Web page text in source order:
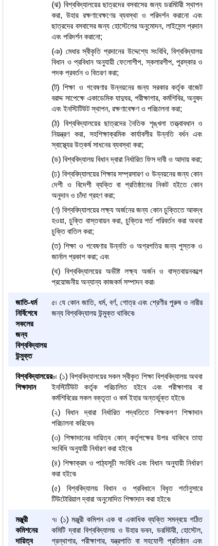
(ঝ) বিশ্ববিদ্যালয়ের ছাত্রদের বসবাসের জন্য ডরমিটরী স্থাপন
করা, উহার রক্ষণাবেক্ষণের ব্যবস্থা ও পরিদর্শন করানো এবং
ছাত্রদের বসবাসের জন্য হোস্টেলের অনুমোদন, লাইসেন্স প্রদান
এবং পরিদর্শন করানো;
(ঞ) মেধার স্বীকৃতি প্রদানের উদ্দেশ্যে সংবিধি, বিশ্ববিদ্যালয়
বিধান ও প্রবিধান অনুযায়ী ফেলোশীপ, স্কলারশীপ, পুরস্কার ও
পদক প্রবর্তন ও বিতরণ করা;
(ট) শিক্ষা ও গবেষণার উন্নয়নের জন্য সরকার কর্তৃক বাজেট
বরাদ্দ সাপেক্ষে একাডেমিক যাদুঘর, পরীক্ষাগার, কর্মশিবির, অনুষদ
এবং ইনস্টিটিউট স্থাপন, রক্ষণাবেক্ষণ ও পরিচালনা করা;
(ঠ) বিশ্ববিদ্যালয়ের ছাত্রদের নৈতিক শৃঙ্খলা তত্ত্বাবধান ও
নিয়ন্ত্রণ করা, সহশিক্ষাক্রমিক কার্যাবলীর উন্নতি বর্ধন এবং
স্বাস্থ্যের উত্কর্ষ সাধনের ব্যবস্থা করা;
(ড) বিশ্ববিদ্যালয় বিধান দ্বারা নির্ধারিত ফিস দাবী ও আদায় করা;
(ঢ) বিশ্ববিদ্যালয়ের শিক্ষার সম্প্রসারণ ও উন্নয়নের জন্য কোন
দেশী ও বিদেশী ব্যক্তি বা প্রতিষ্ঠানের নিকট হইতে কোন
অনুদান ও চাঁদা গ্রহণ করা;
(ণ) বিশ্ববিদ্যালয়ের লক্ষ্য অর্জনের জন্য কোন চুক্তিতে আবদ্ধ
হওয়া, চুক্তি বাস্তবায়ন করা, চুক্তির শর্ত পরিবর্তন করা অথবা
চুক্তি বাতিল করা;
(ত) শিক্ষা ও গবেষণার উন্নতি ও অগ্রগতির জন্য পুস্তক ও
জার্নাল প্রকাশ করা; এবং
(থ) বিশ্ববিদ্যালয়ের অভীষ্ট লক্ষ্য অর্জন ও বাস্তবায়নকল্পে
প্রয়োজনীয় অন্যান্য কাজকর্ম সম্পাদন করা৷
জাতি-ধর্ম
নির্বিশেষে
সকলের
জন্য
বিশ্ববিদ্যালয়
উন্মুক্ত
৫৷ যে কোন জাতি, ধর্ম, বর্ণ, গোত্র এবং শ্রেণীর পুরুষ ও নারীর
জন্য বিশ্ববিদ্যালয় উন্মুক্ত থাকিবে৷
বিশ্ববিদ্যালয়ের
শিক্ষাদান
৬৷ (১) বিশ্ববিদ্যালয়ের সকল স্বীকৃত শিক্ষা বিশ্ববিদ্যালয় অথবা
ইনস্টিটিউট কর্তৃক পরিচালিত হইবে এবং পরীক্ষাগার বা
কর্মশিবিরের সকল বক্তৃতা ও কর্ম ইহার অন্তর্ভুক্ত হইবে৷
(২) বিধান দ্বারা নির্ধারিত পদ্ধতিতে শিক্ষকগণ শিক্ষাদান
পরিচালনা করিবেন৷
(৩) শিক্ষাদানের দায়িত্ব কোন্‌ কর্তৃপক্ষের উপর থাকিবে তাহা
সংবিধি অনুযায়ী নির্ধারণ করা হইবে৷
(৪) শিক্ষাক্রম ও পাঠ্যসূচী সংবিধি এবং বিধান অনুযায়ী নির্ধারণ
করা হইবে৷
(৫) বিশ্ববিদ্যালয় বিধান ও প্রবিধানে বিধৃত শর্তানুসারে
টিউটোরিয়াল দ্বারা অনুমোদিত শিক্ষাদান করা হইবে৷
মঞ্জুরী
কমিশনের
দায়িত্ব
৭৷ (১) মঞ্জুরী কমিশন এক বা একাধিক ব্যক্তি সমন্বয়ে গঠিত
কমিটি দ্বারা বিশ্ববিদ্যালয় ও উহার ভবন, ডরমিটরী, হোস্টেল,
গ্রন্থাগার, পরীক্ষাগার, যন্ত্রপাতি বা সহযোগী প্রতিষ্ঠান এবং